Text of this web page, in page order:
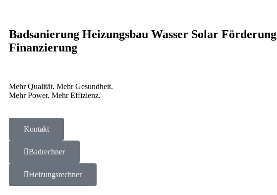
Badsanierung Heizungsbau Wasser Solar Förderung
Finanzierung
Mehr Qualität. Mehr Gesundheit.
Mehr Power. Mehr Effizienz.
Kontakt
Badrechner
Heizungsrechner